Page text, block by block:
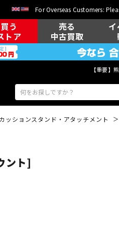
For Overseas Customers:
買う
トア
売る
中古買取
イ
【重要】
ッションスタンド・アタッチメント
ント]